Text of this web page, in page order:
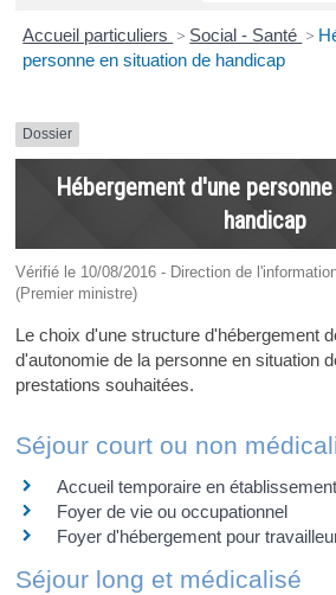
Accueil particuliers > Social - Santé >
personne en situation de handicap
Dossier
Hébergement d'une
handicap
Vérifié le 10/08/2016 - Direction de
(Premier ministre)
Le choix d'une structure d'hébergement
d'autonomie de la personne en situation
prestations souhaitées.
Séjour court ou non
Accueil temporaire en établissement
Foyer de vie ou occupationnel
Foyer d'hébergement pour
Séjour long et médicalisé